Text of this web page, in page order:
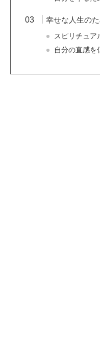
幸せな人生の
スピリチュア
自分の直感を